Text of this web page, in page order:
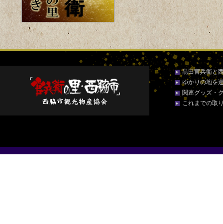
黒田官兵衛と
ゆかりの地を
関連グッズ・
これまでの取